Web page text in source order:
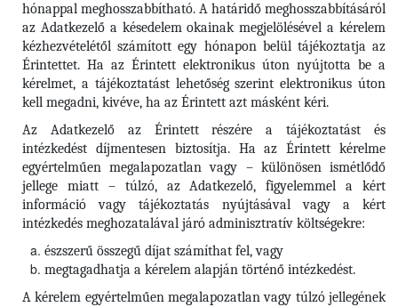
hónappal meghosszabbítható. A határidő meghosszabbításáról
az Adatkezelő a késedelem okainak megjelölésével a kérelem
kézhezvételétől számított egy hónapon belül tájékoztatja az
Érintettet. Ha az Érintett elektronikus úton nyújtotta be a
kérelmet, a tájékoztatást lehetőség szerint elektronikus úton
kell megadni, kivéve, ha az Érintett azt másként kéri.
Az Adatkezelő az Érintett részére a tájékoztatást és
intézkedést díjmentesen biztosítja. Ha az Érintett kérelme
egyértelműen megalapozatlan vagy – különösen ismétlődő
jellege miatt – túlzó, az Adatkezelő, figyelemmel a kért
információ vagy tájékoztatás nyújtásával vagy a kért
intézkedés meghozatalával járó adminisztratív költségekre:
észszerű összegű díjat számíthat fel, vagy
megtagadhatja a kérelem alapján történő intézkedést.
A kérelem egyértelműen megalapozatlan vagy túlzó jellegének